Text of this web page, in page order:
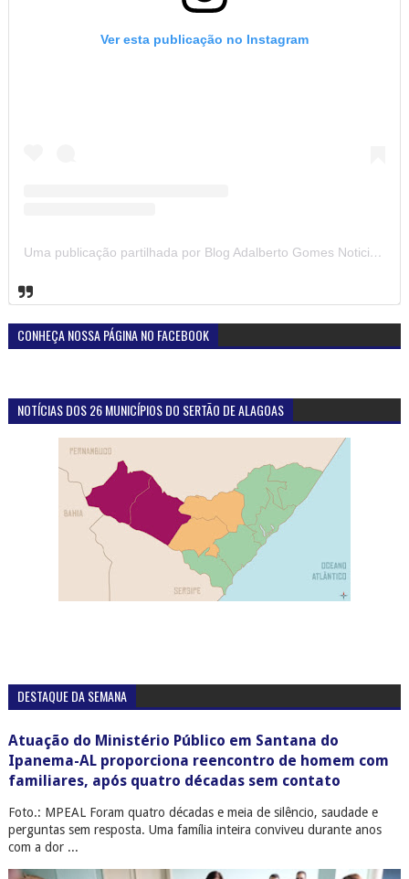
Ver esta publicação no Instagram
Uma publicação partilhada por Blog Adalberto Gomes Noticias (@blogadalbertogomesnoticiass)
CONHEÇA NOSSA PÁGINA NO FACEBOOK
NOTÍCIAS DOS 26 MUNICÍPIOS DO SERTÃO DE ALAGOAS
DESTAQUE DA SEMANA
Atuação do Ministério Público em Santana do
Ipanema-AL proporciona reencontro de homem com
familiares, após quatro décadas sem contato
Foto.: MPEAL Foram quatro décadas e meia de silêncio, saudade e
perguntas sem resposta. Uma família inteira conviveu durante anos
com a dor ...